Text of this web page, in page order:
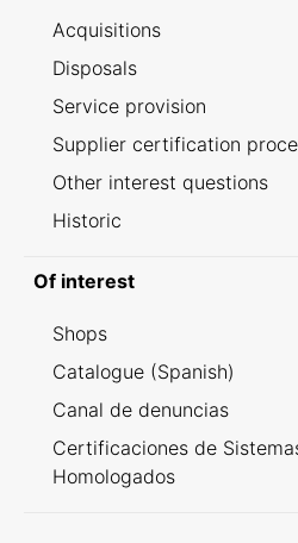
Acquisitions
Disposals
Service provision
Supplier certification
Other interest questions
Historic
Of interest
Shops
Catalogue (Spanish)
Canal de denuncias
Certificaciones de
Homologados